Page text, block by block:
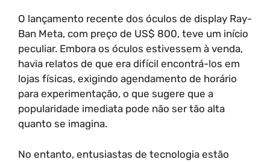
O lançamento recente dos óculos de display Ray-
Ban Meta, com preço de US$ 800, teve um início
peculiar. Embora os óculos estivessem à venda,
havia relatos de que era difícil encontrá-los em
lojas físicas, exigindo agendamento de horário
para experimentação, o que sugere que a
popularidade imediata pode não ser tão alta
quanto se imagina.
No entanto, entusiastas de tecnologia estão